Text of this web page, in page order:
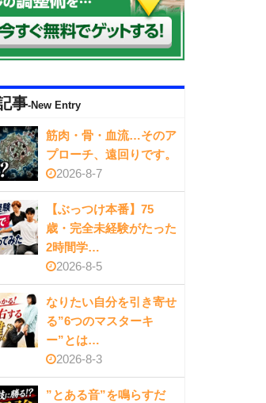
事-New Entry
筋肉・骨・血流…そのア
プローチ、遠回りです。
2026-8-7
【ぶっつけ本番】75
歳・完全未経験がたった
2時間学…
2026-8-5
なりたい自分を引き寄せ
る”6つのマスターキ
ー”とは…
2026-8-3
”とある音”を鳴らすだ